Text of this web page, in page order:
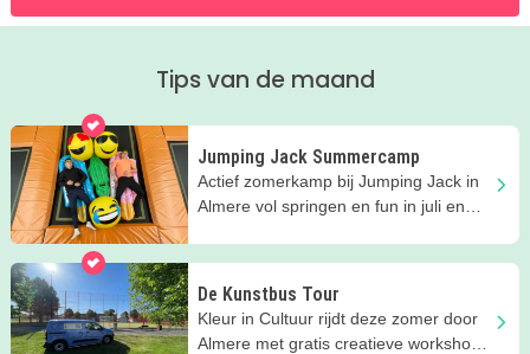
Tips van de maand
Jumping Jack Summercamp
Actief zomerkamp bij Jumping Jack in
Almere vol springen en fun in juli en
De Kunstbus Tour
Kleur in Cultuur rijdt deze zomer door
Almere met gratis creatieve workshops